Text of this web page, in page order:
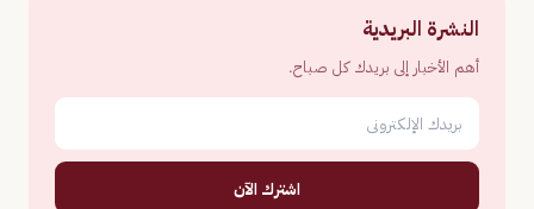
النشرة البريدية
أهم الأخبار إلى بريدك كل صباح.
اشترك الآن